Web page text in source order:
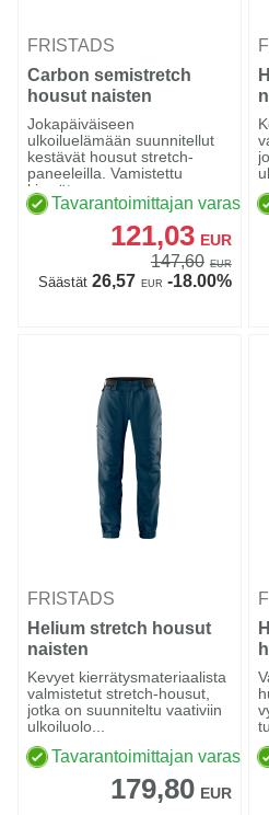
FRISTADS
Carbon semistretch
housut naisten
Jokapäiväiseen
ulkoiluelämään suunnitellut
kestävät housut stretch-
paneeleilla. Vamistettu
kierräte...
Tavarantoimittajan
121,03 EUR
147,60 EUR
Säästät26,57 EUR -18.00%
FRISTADS
Helium stretch housut
naisten
Kevyet kierrätysmateriaalista
valmistetut stretch-housut,
jotka on suunniteltu vaativiin
ulkoiluolo...
Tavarantoimittajan
179,80 EUR